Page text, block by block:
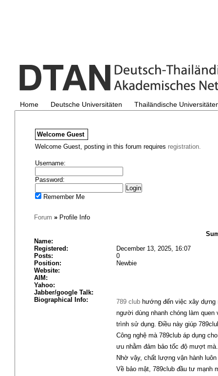
Home Deutsche Universitäten Thailändische
Welcome Guest
Welcome Guest, posting in this forum requires registration.
Username:
Password:
Remember Me
Forum »Profile Info
Name:
Registered:
December 13, 2025, 16:07
Posts:
0
Position:
Newbie
Website:
AIM:
Yahoo:
Jabber/google Talk:
Biographical Info:
789 clubhướng đến việc xây dựng
người dùng nhanh chóng làm quen
trình sử dụng. Điều này giúp
Công nghệ mà 789club áp dụng
ưu nhằm đảm bảo tốc độ mượt
Nhờ vậy, chất lượng vận hành
Về bảo mật, 789club đầu tư mạnh